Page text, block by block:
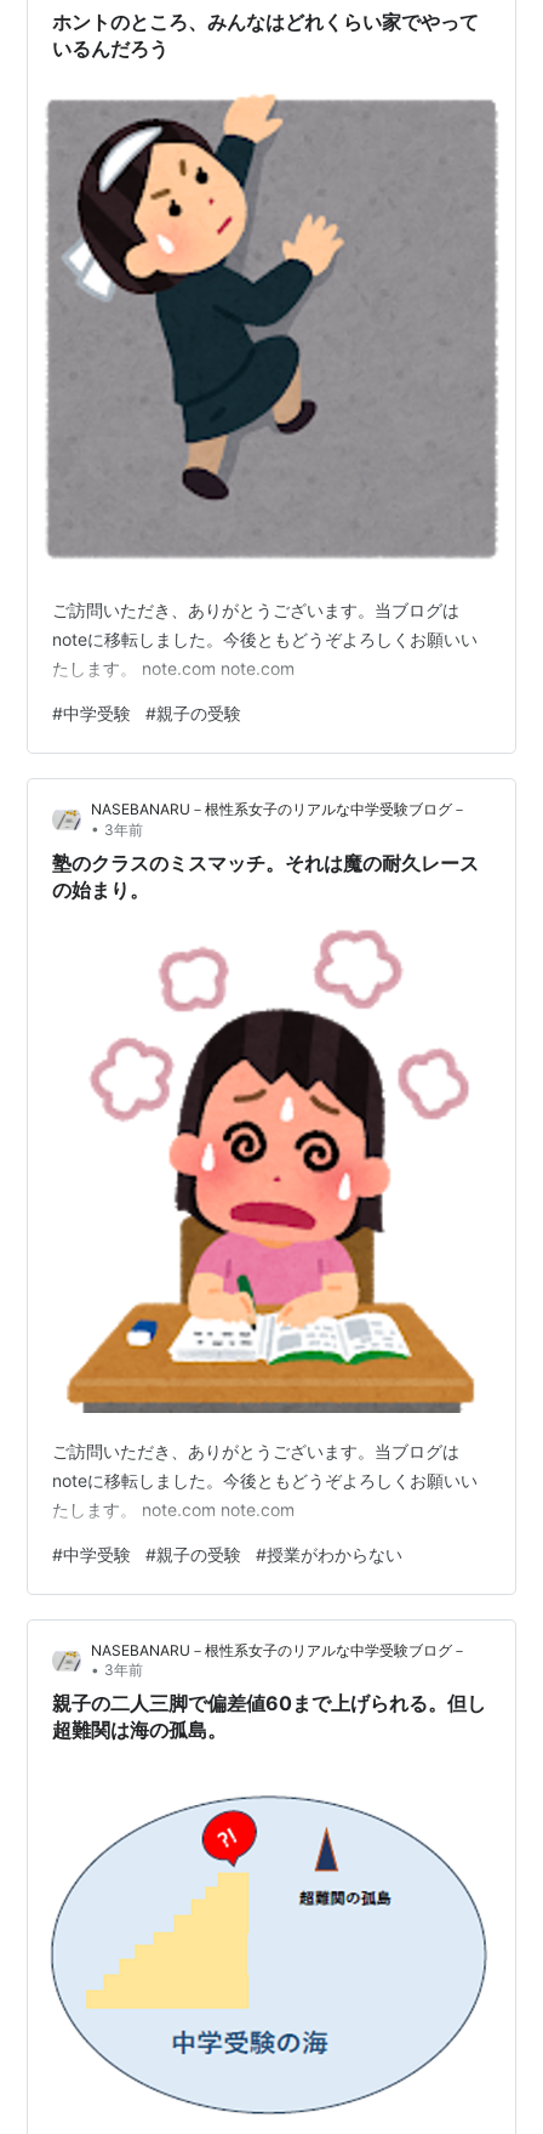
ホントのところ、みんなはどれくらい家でやって
いるんだろう
ご訪問いただき、ありがとうございます。当ブログは
noteに移転しました。今後ともどうぞよろしくお願いい
たします。 note.com note.com
#中学受験 #親子の受験
NASEBANARU－根性系女子のリアルな中学受験ブログ－
• 3年前
塾のクラスのミスマッチ。それは魔の耐久レース
の始まり。
ご訪問いただき、ありがとうございます。当ブログは
noteに移転しました。今後ともどうぞよろしくお願いい
たします。 note.com note.com
#中学受験 #親子の受験 #授業がわからない
NASEBANARU－根性系女子のリアルな中学受験ブログ－
• 3年前
親子の二人三脚で偏差値60まで上げられる。但し
超難関は海の孤島。